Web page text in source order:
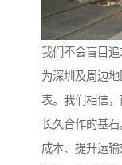
我们不会盲目
为深圳及周边
表。我们相信
长久合作的基
成本、提升运